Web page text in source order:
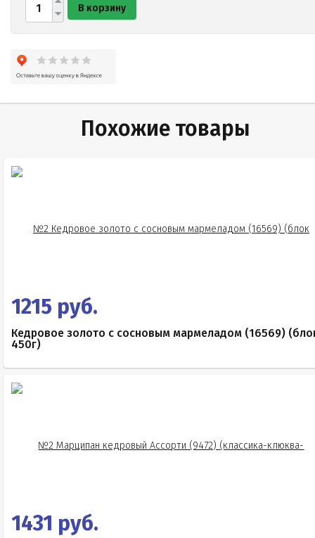
В корзину
Похожие товары
1215 руб.
Кедровое золото с сосновым мармеладом (16569)
450г)
1431 руб.